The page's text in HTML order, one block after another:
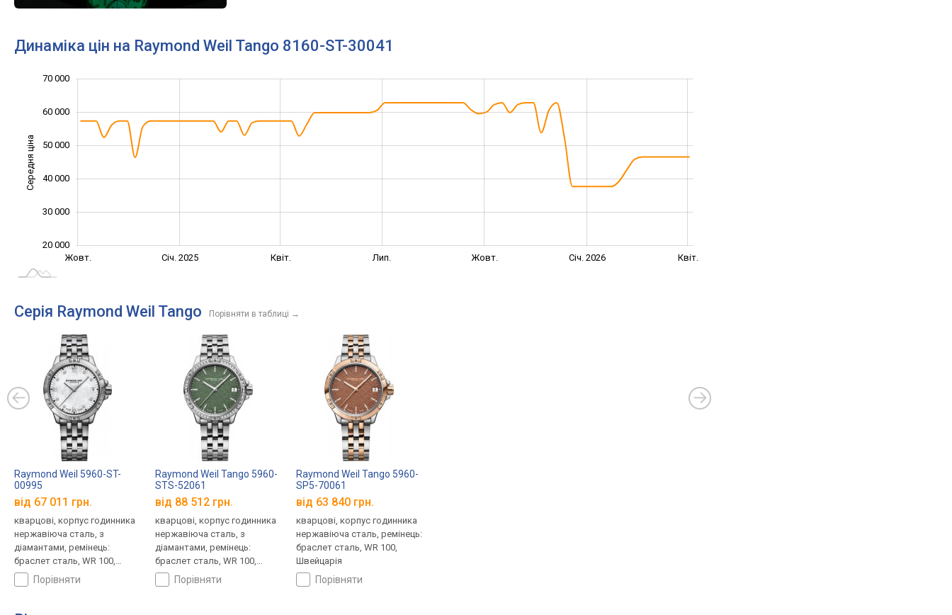
Динаміка цін на Raymond Weil Tango 8160-ST-30041
Середня ціна
20 000
30 000
40 000
50 000
70 000
60 000
L
Жовт. Січ. 2025 Квіт. Лип. Жовт. Січ. 2026 Квіт.
Лип.
Серія Raymond Weil Tango Порівняти в таблиці →
Raymond Weil 5960-ST-
00995
від 67 011 грн.
кварцові, корпус годинника
нержавіюча сталь, з
діамантами, ремінець:
браслет сталь, WR 100,
Швейцаріяпорівняти
Raymond Weil Tango 5960-
STS-52061
від 88 512 грн.
кварцові, корпус годинника
нержавіюча сталь, з
діамантами, ремінець:
браслет сталь, WR 100,
Швейцаріяпорівняти
Raymond Weil Tango 5960-
SP5-70061
від 63 840 грн.
кварцові, корпус годинника
нержавіюча сталь, ремінець:
браслет сталь, WR 100,
Швейцарія
порівняти